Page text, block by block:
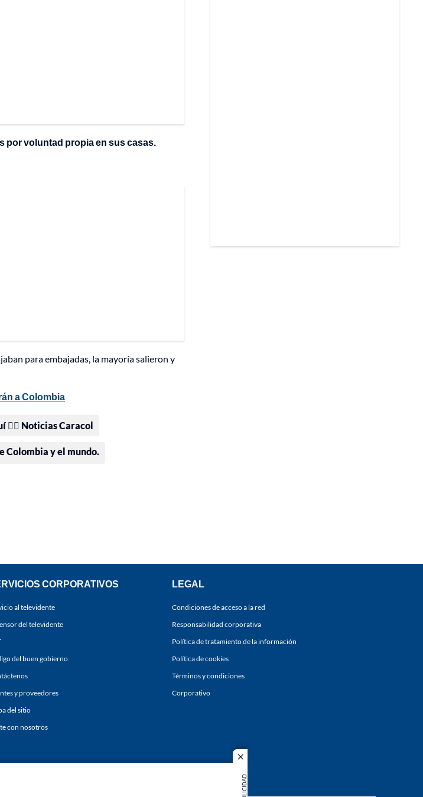
close
por voluntad propia en sus casas.
para embajadas, la mayoría salieron y
a Colombia
👉🏻 Noticias Caracol
Colombia y el mundo.
CORPORATIVOS
al televidente
del televidente
del buen gobierno
y proveedores
del sitio
con nosotros
LEGAL
Condiciones de acceso a la red
Responsabilidad corporativa
Política de tratamiento de la información
Política de cookies
Términos y condiciones
Corporativo